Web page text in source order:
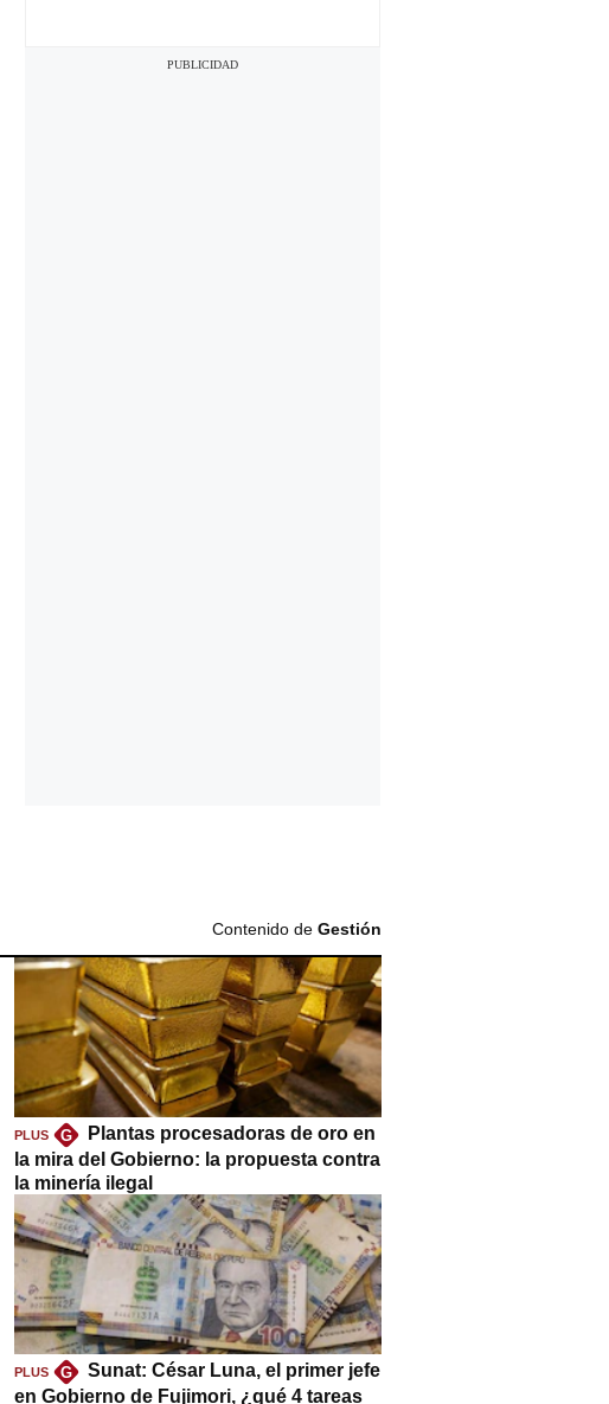
Contenido de Gestión
PLUS G
Plantas procesadoras de oro en
la mira del Gobierno: la propuesta contra
la minería ilegal
PLUS G
Sunat: César Luna, el primer jefe
en Gobierno de Fujimori, ¿qué 4 tareas